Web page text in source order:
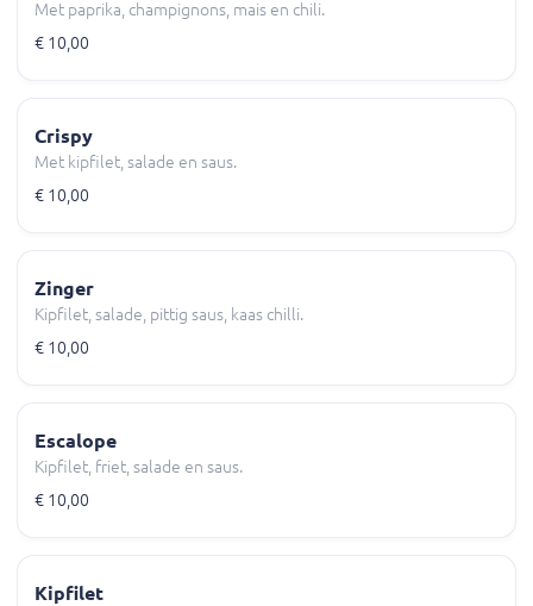
Met paprika, champignons, mais en chili.
€ 10,00
Crispy
Met kipfilet, salade en saus.
€ 10,00
Zinger
Kipfilet, salade, pittig saus, kaas chilli.
€ 10,00
Escalope
Kipfilet, friet, salade en saus.
€ 10,00
Kipfilet